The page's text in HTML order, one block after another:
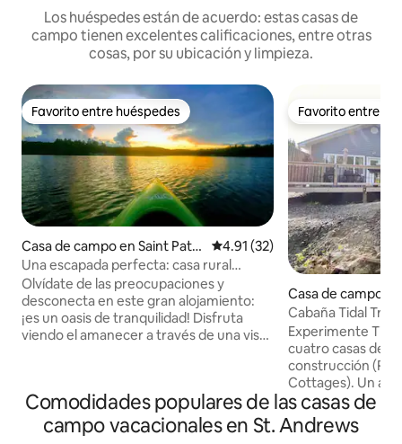
Los huéspedes están de acuerdo: estas casas de
campo tienen excelentes calificaciones, entre otras
cosas, por su ubicación y limpieza.
Favorito entre huéspedes
Favorito entre huéspedes
Casa de campo en Saint Patri
ck Parish
Calificación promedio: 4.91 de
4.91 (32)
Una escapada perfecta: casa rural
frente al lago
Olvídate de las preocupaciones y
desconecta en este gran alojamiento:
¡es un oasis de tranquilidad! Disfruta
viendo el amanecer a través de una vista
para todos los amantes del sol. Prueba a
tumbarte en una hamaca en los árboles.
Disfruta nadando, haciendo kayak o
Favorito entre
Favorito entre
Casa de campo
rish
Cabaña Tidal
Experimente
cuatro casas de
construcción
Cottages). Un
con techos
ventanales que
una sala de estar
Comodidades populares de las casas de
campo vacacionales en St. Andrews